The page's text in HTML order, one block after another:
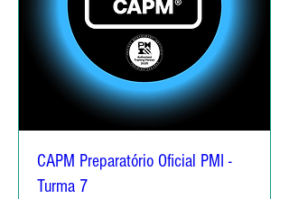
CAPM Preparatório Oficial PMI -
Turma 7